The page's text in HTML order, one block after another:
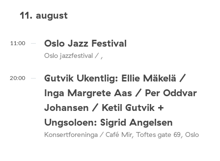
11. august
11:00 Oslo Jazz Festival
Oslo jazzfestival / ,
20:00
Gutvik Ukentlig: Ellie Mäkelä /
Inga Margrete Aas / Per Oddvar
Johansen / Ketil Gutvik +
Ungsoloen: Sigrid Angelsen
Konsertforeninga / Café Mir, Toftes gate 69, Oslo